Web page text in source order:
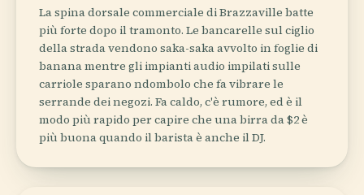
La spina dorsale commerciale di Brazzaville batte
più forte dopo il tramonto. Le bancarelle sul ciglio
della strada vendono saka-saka avvolto in foglie di
banana mentre gli impianti audio impilati sulle
carriole sparano ndombolo che fa vibrare le
serrande dei negozi. Fa caldo, c'è rumore, ed è il
modo più rapido per capire che una birra da $2 è
più buona quando il barista è anche il DJ.